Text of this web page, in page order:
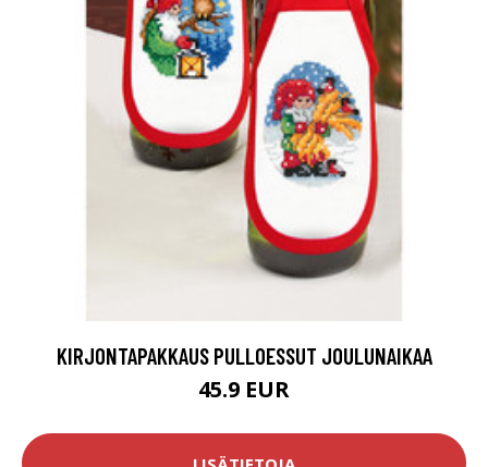
KIRJONTAPAKKAUS PULLOESSUT JOULUNAIKAA
45.9 EUR